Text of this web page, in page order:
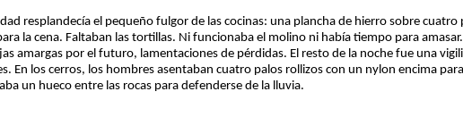
resplandecía el pequeño fulgor de las cocinas: una plancha de hierro sobre
la cena. Faltaban las tortillas. Ni funcionaba el molino ni había tiempo para
amargas por el futuro, lamentaciones de pérdidas. El resto de la noche fue una
En los cerros, los hombres asentaban cuatro palos rollizos con un nylon encima
un hueco entre las rocas para defenderse de la lluvia.